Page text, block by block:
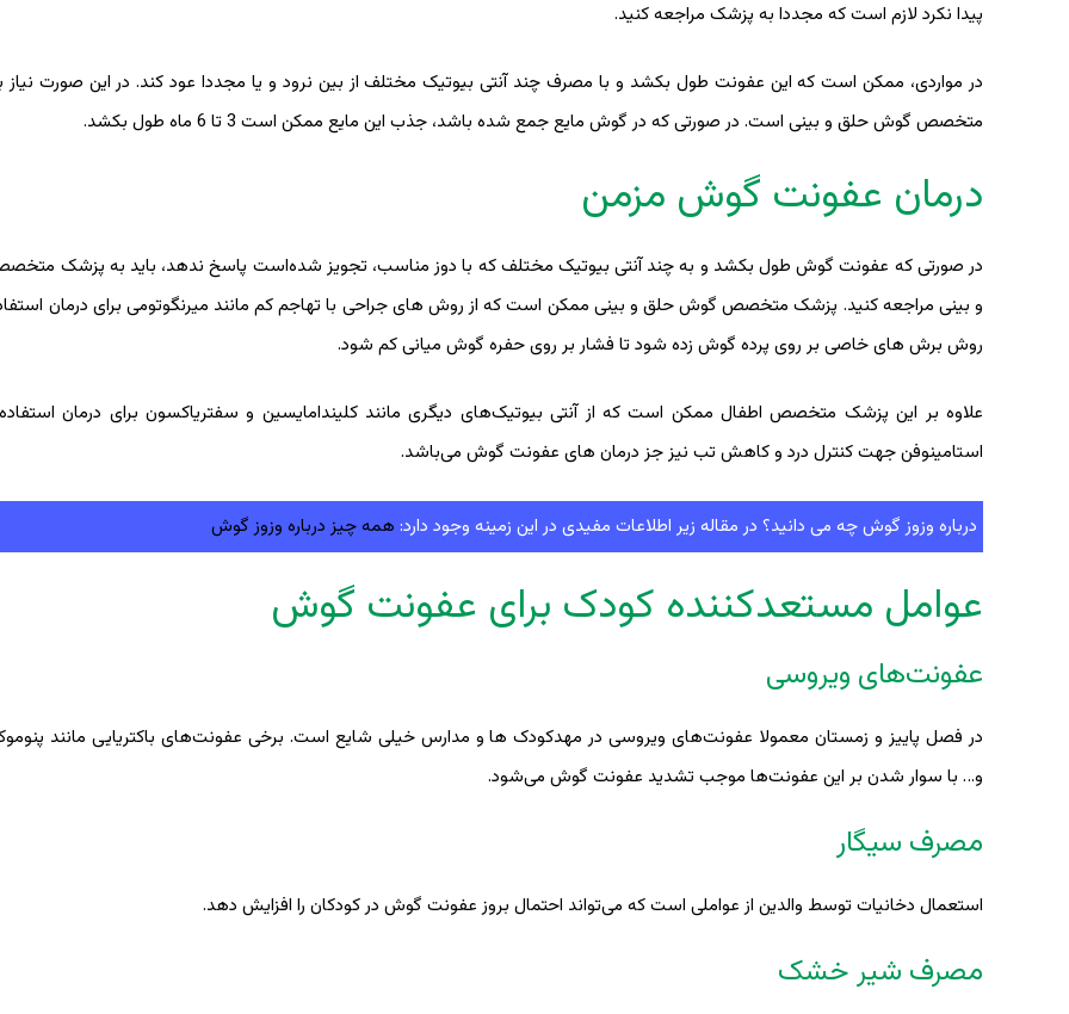
پیدا نکرد لازم است که مجددا به پزشک مراجعه کنید.
در مواردی، ممکن است که این عفونت طول بکشد و با مصرف چند آنتی بیوتیک مختلف از بین نرود و یا مجددا عود کند. در این صورت نیاز
متخصص گوش حلق و بینی است. در صورتی که در گوش مایع جمع شده باشد، جذب این مایع ممکن است 3 تا 6 ماه طول بکشد.
درمان عفونت گوش مزمن
در صورتی که عفونت گوش طول بکشد و به چند آنتی بیوتیک مختلف که با دوز مناسب، تجویز ‌شده‌است پاسخ ندهد، باید به پزشک
و بینی مراجعه کنید. پزشک متخصص گوش حلق و بینی ممکن است که از روش های جراحی با تهاجم کم مانند میرنگوتومی برای درمان
روش برش های خاصی بر روی پرده گوش زده شود تا فشار بر روی حفره گوش میانی کم شود.
علاوه بر این پزشک متخصص اطفال ممکن است که از آنتی بیوتیک‌های دیگری مانند کلیندامایسین و سفتریاکسون برای درمان
استامینوفن جهت کنترل درد و کاهش تب نیز جز درمان های عفونت گوش می‌باشد.
درباره وزوز گوش چه می دانید؟ در مقاله زیر اطلاعات مفیدی در این زمینه وجود دارد: همه چیز درباره وزوز گوش
عوامل مستعدکننده کودک برای عفونت گوش
عفونت‌های ویروسی
در فصل پاییز و زمستان معمولا عفونت‌های ویروسی در مهدکودک ها و مدارس خیلی شایع است. برخی عفونت‌های باکتریایی مانند
و… با سوار شدن بر این عفونت‌ها موجب تشدید عفونت گوش می‌شود.
مصرف سیگار
استعمال دخانیات توسط والدین از عواملی است که می‌تواند احتمال بروز عفونت گوش در کودکان را افزایش دهد.
مصرف شیر خشک